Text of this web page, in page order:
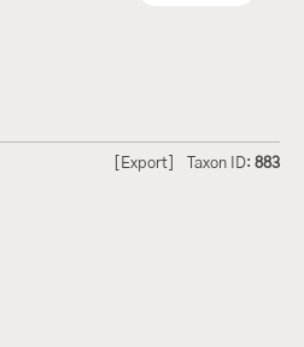
Taxon ID: 883
[Export]